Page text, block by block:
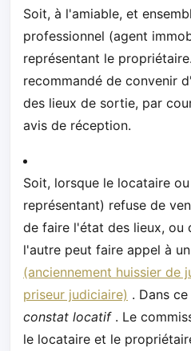
Soit, à l'amiable, et
professionnel (agent
représentant le
recommandé de convenir
des lieux de sortie, par
avis de réception.
Soit, lorsque le locataire
représentant) refuse de
de faire l'état des lieux, ou
l'autre peut faire appel à un
(anciennement huissier de
priseur judiciaire) . Dans
constat locatif. Le
le locataire et le